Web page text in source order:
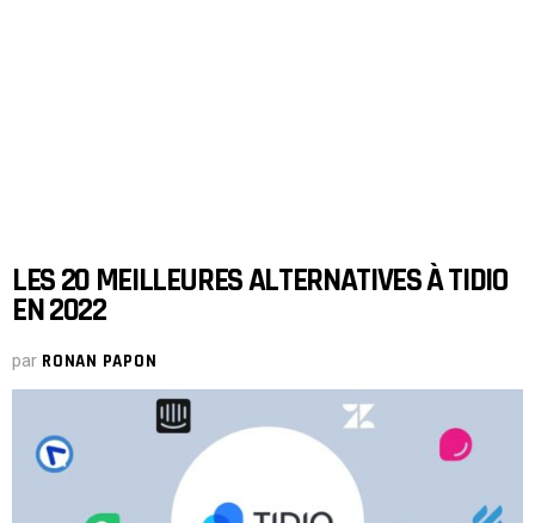
LES 20 MEILLEURES ALTERNATIVES À TIDIO
EN 2022
par RONAN PAPON